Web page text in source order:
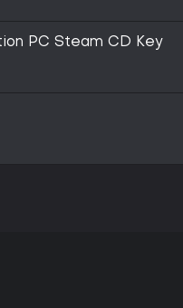
PC Steam CD Key